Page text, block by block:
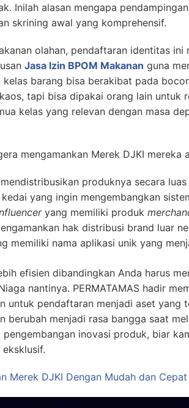
Inilah alasan mengapa
skrining awal yang komprehensif.
olahan, pendaftaran identitas
Jasa Izin BPOM Makanan guna
kelas barang bisa berakibat pada
tapi bisa dipakai orang lain untuk
kelas yang relevan dengan masa
mengamankan Merek DJKI mereka
produknya secara
yang ingin mengembangkan
yang memiliki produk
hak distribusi brand luar
memiliki nama aplikasi unik yang
efisien dibandingkan Anda harus
nantinya. PERMATAMAS hadir
untuk pendaftaran menjadi aset yang
berubah menjadi rasa bangga saat
pengembangan inovasi produk, biar
Merek DJKI Dengan Mudah dan Cepat